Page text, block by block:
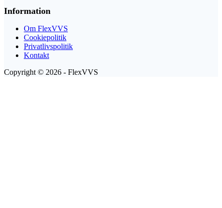
Information
Om FlexVVS
Cookiepolitik
Privatlivspolitik
Kontakt
Copyright © 2026 - FlexVVS